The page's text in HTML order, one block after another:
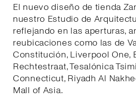
El nuevo diseño de tienda
nuestro Estudio de
reflejando en las aperturas,
reubicaciones como las de
Constitución, Liverpool One,
Rechtestraat, Tesalónica
Connecticut, Riyadh Al
Mall of Asia.